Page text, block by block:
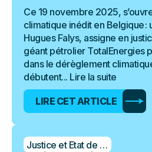
Ce 19 novembre 2025,
climatique inédit en Belgique :
Hugues Falys, assigne en
géant pétrolier TotalEnergies
dans le dérèglement
débutent... Lire la suite
LIRE CET ARTICLE
Justice et Etat de droit